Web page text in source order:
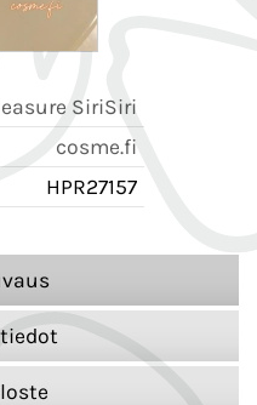
SiriSiri
cosme.fi
HPR27157